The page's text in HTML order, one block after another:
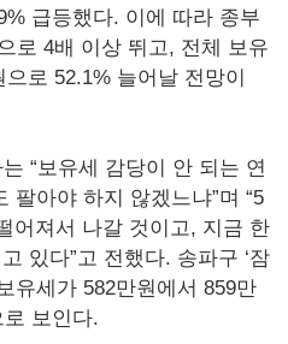
급등했다. 이에 따라 종부
로 4배 이상 뛰고, 전체 보유
로 52.1% 늘어날 전망이
“보유세 감당이 안 되는 연
팔아야 하지 않겠느냐”며 “5
어져서 나갈 것이고, 지금 한
있다”고 전했다. 송파구 ‘잠
유세가 582만원에서 859만
보인다.